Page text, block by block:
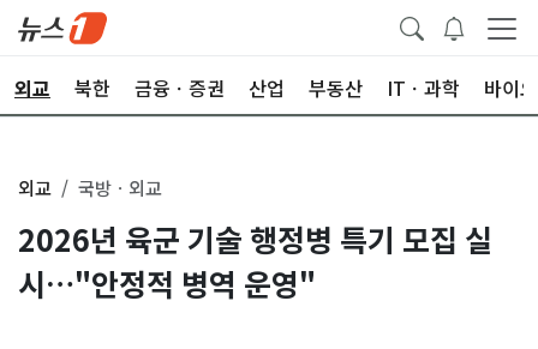
외교 북한 금융ㆍ증권 산업 부동산 ITㆍ과학 바이오
외교 국방ㆍ외교
2026년 육군 기술 행정병 특기 모집 실
시…"안정적 병역 운영"